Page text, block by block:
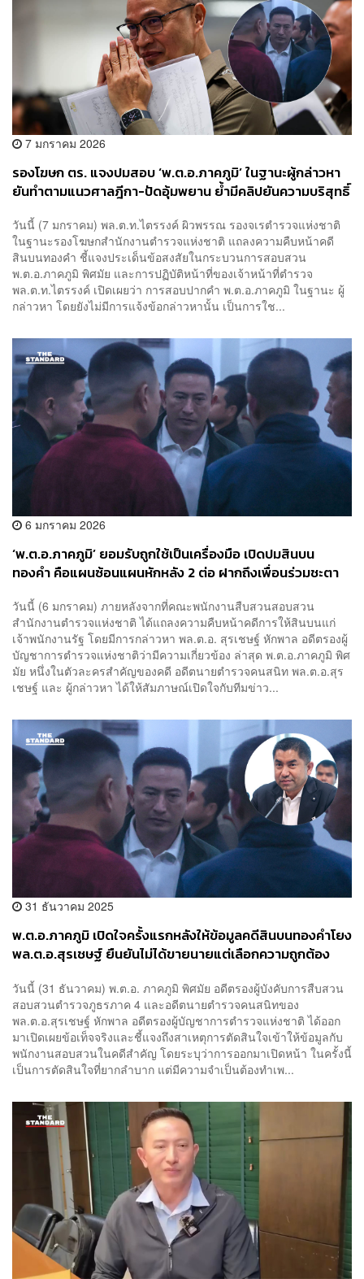
7 มกราคม 2026
รองโฆษก ตร. แจงปมสอบ ‘พ.ต.อ.ภาคภูมิ’ ในฐานะผู้กล่าวหา
ยันทำตามแนวศาลฎีกา-ปัดอุ้มพยาน ย้ำมีคลิปยันความบริสุทธิ์
วันนี้ (7 มกราคม) พล.ต.ท.ไตรรงค์ ผิวพรรณ รองจเรตำรวจแห่งชาติ
ในฐานะรองโฆษกสำนักงานตำรวจแห่งชาติ แถลงความคืบหน้าคดี
สินบนทองคำ ชี้แจงประเด็นข้อสงสัยในกระบวนการสอบสวน
พ.ต.อ.ภาคภูมิ พิศมัย และการปฏิบัติหน้าที่ของเจ้าหน้าที่ตำรวจ
พล.ต.ท.ไตรรงค์ เปิดเผยว่า การสอบปากคำ พ.ต.อ.ภาคภูมิ ในฐานะ ผู้
กล่าวหา โดยยังไม่มีการแจ้งข้อกล่าวหานั้น เป็นการใช...
6 มกราคม 2026
‘พ.ต.อ.ภาคภูมิ’ ยอมรับถูกใช้เป็นเครื่องมือ เปิดปมสินบน
ทองคำ คือแผนซ้อนแผนหักหลัง 2 ต่อ ฝากถึงเพื่อนร่วมชะตา
วันนี้ (6 มกราคม) ภายหลังจากที่คณะพนักงานสืบสวนสอบสวน
สำนักงานตำรวจแห่งชาติ ได้แถลงความคืบหน้าคดีการให้สินบนแก่
เจ้าพนักงานรัฐ โดยมีการกล่าวหา พล.ต.อ. สุรเชษฐ์ หักพาล อดีตรองผู้
บัญชาการตำรวจแห่งชาติว่ามีความเกี่ยวข้อง ล่าสุด พ.ต.อ.ภาคภูมิ พิศ
มัย หนึ่งในตัวละครสำคัญของคดี อดีตนายตำรวจคนสนิท พล.ต.อ.สุร
เชษฐ์ และ ผู้กล่าวหา ได้ให้สัมภาษณ์เปิดใจกับทีมข่าว...
31 ธันวาคม 2025
พ.ต.อ.ภาคภูมิ เปิดใจครั้งแรกหลังให้ข้อมูลคดีสินบนทองคำโยง
พล.ต.อ.สุรเชษฐ์ ยืนยันไม่ได้ขายนายแต่เลือกความถูกต้อง
วันนี้ (31 ธันวาคม) พ.ต.อ. ภาคภูมิ พิศมัย อดีตรองผู้บังคับการสืบสวน
สอบสวนตำรวจภูธรภาค 4 และอดีตนายตำรวจคนสนิทของ
พล.ต.อ.สุรเชษฐ์ หักพาล อดีตรองผู้บัญชาการตำรวจแห่งชาติ ได้ออก
มาเปิดเผยข้อเท็จจริงและชี้แจงถึงสาเหตุการตัดสินใจเข้าให้ข้อมูลกับ
พนักงานสอบสวนในคดีสำคัญ โดยระบุว่าการออกมาเปิดหน้า ในครั้งนี้
เป็นการตัดสินใจที่ยากลำบาก แต่มีความจำเป็นต้องทำเพ...